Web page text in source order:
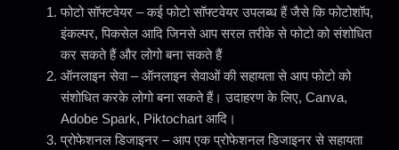
फोटो सॉफ्टवेयर – कई फोटो सॉफ्टवेयर उपलब्ध हैं जैसे कि फोटोशॉप,
इंकल्पर, पिकसेल आदि जिनसे आप सरल तरीके से फोटो को संशोधित
कर सकते हैं और लोगो बना सकते हैं
ऑनलाइन सेवा – ऑनलाइन सेवाओं की सहायता से आप फोटो को
संशोधित करके लोगो बना सकते हैं। उदाहरण के लिए, Canva,
Adobe Spark, Piktochart आदि।
प्रोफेशनल डिजाइनर – आप एक प्रोफेशनल डिजाइनर से सहायता